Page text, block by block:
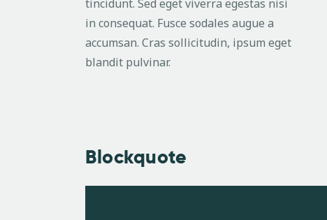
tincidunt. Sed eget viverra egestas nisi
in consequat. Fusce sodales augue a
accumsan. Cras sollicitudin, ipsum eget
blandit pulvinar.
Blockquote